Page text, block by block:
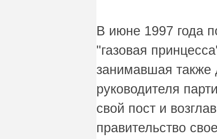
В июне 1997 года
"газовая
занимавшая также
руководителя
свой пост и
правительство